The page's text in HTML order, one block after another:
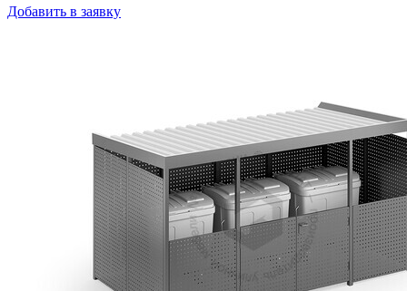
Добавить в заявку